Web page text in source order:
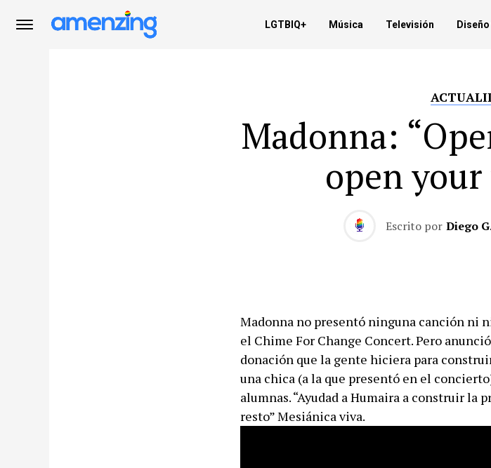
LGTBIQ+ Música Televisión
Madonna:
open
Escrito por Diego
Madonna no presentó ninguna canción ni
el Chime For Change Concert. Pero
donación que la gente hiciera para
una chica (a la que presentó en el
alumnas. “Ayudad a Humaira a construir la
resto” Mesiánica viva.